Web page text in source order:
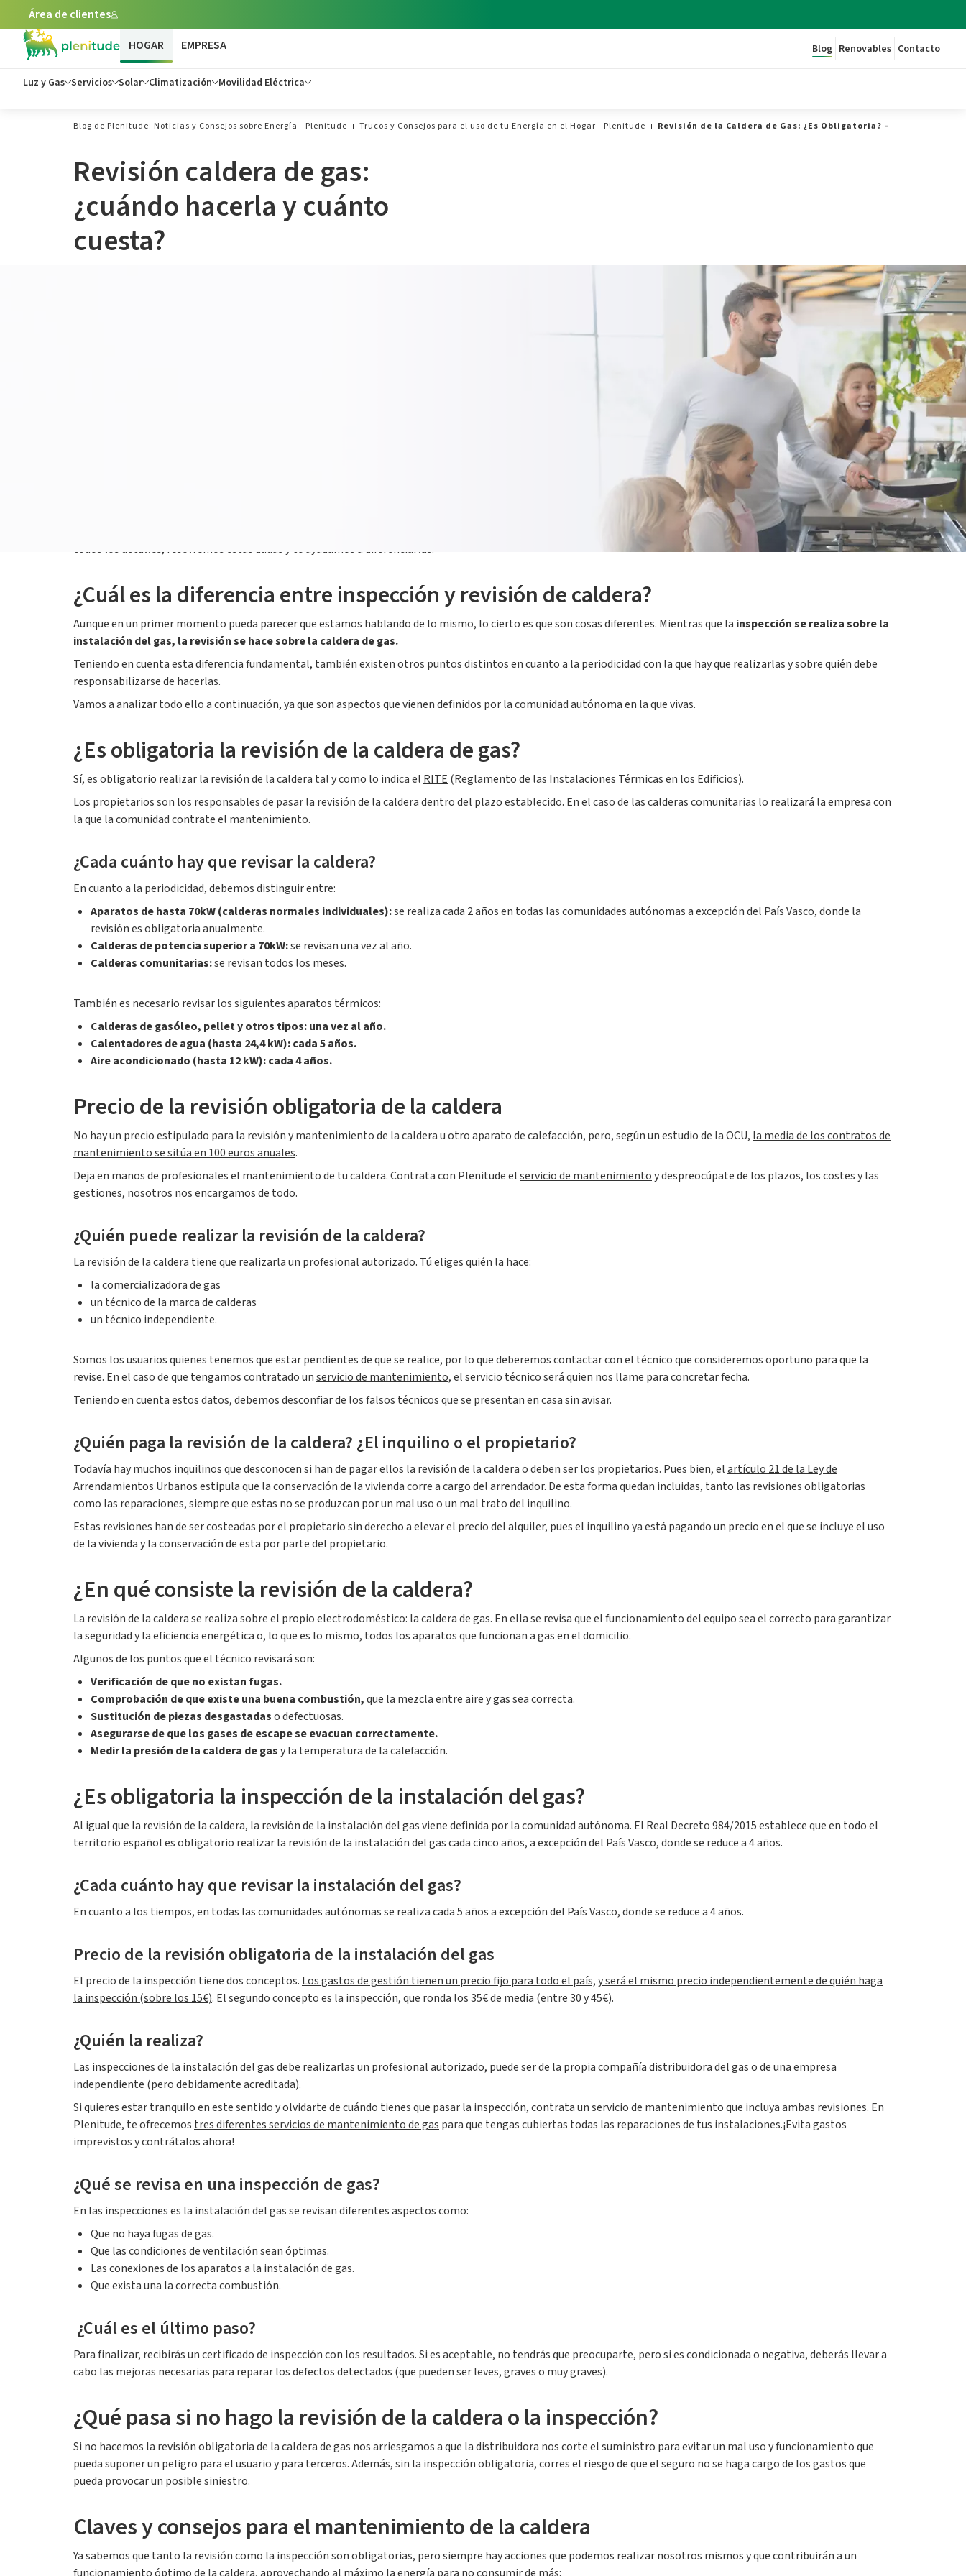
Área de clientes
HOGAR
Luz y Gas Servicios Solar Climatización Movilidad Eléctrica
EMPRESA Blog Renovables Contacto
Blog de Plenitude: Noticias y Consejos sobre Energía - Plenitude Trucos y Consejos para el uso de tu Energía en el Hogar - Plenitude Revisión de la Caldera de Gas: ¿Es Obligatoria? – Plenitude
Revisión caldera de gas:
¿cuándo hacerla y cuánto
cuesta?
Cuando llega el frío nos acordamos de la calefacción. A veces lo hacemos porque es precisamente en el momento en el que la necesitamos cuando no funciona.
, pero no es obligatorio. Lo que sí que tenemos que hacer, sí o sí, es pasar las
¿es lo mismo la revisión que la inspección? ¿Cada cuánto tiempo hay que pasarlas? ¿Qué ocurre si se me olvida hacerlo?
A continuación, te contamos
todos los detalles, resolvemos estas dudas y te ayudamos a diferenciarlas.
¿Cuál es la diferencia entre inspección y revisión de caldera?
Aunque en un primer momento pueda parecer que estamos hablando de lo mismo, lo cierto es que son cosas diferentes. Mientras que la inspección se realiza sobre la
instalación del gas, la revisión se hace sobre la caldera de gas.
Teniendo en cuenta esta diferencia fundamental, también existen otros puntos distintos en cuanto a la periodicidad con la que hay que realizarlas y sobre quién debe
responsabilizarse de hacerlas.
Vamos a analizar todo ello a continuación, ya que son aspectos que vienen definidos por la comunidad autónoma en la que vivas.
¿Es obligatoria la revisión de la caldera de gas?
Sí, es obligatorio realizar la revisión de la caldera tal y como lo indica el RITE (Reglamento de las Instalaciones Térmicas en los Edificios).
Los propietarios son los responsables de pasar la revisión de la caldera dentro del plazo establecido. En el caso de las calderas comunitarias lo realizará la empresa con
la que la comunidad contrate el mantenimiento.
¿Cada cuánto hay que revisar la caldera?
En cuanto a la periodicidad, debemos distinguir entre:
Aparatos de hasta 70kW (calderas normales individuales):se realiza cada 2 años en todas las comunidades autónomas a excepción del País Vasco, donde la
revisión es obligatoria anualmente.
Calderas de potencia superior a 70kW:se revisan una vez al año.
Calderas comunitarias:se revisan todos los meses.
También es necesario revisar los siguientes aparatos térmicos:
Calderas de gasóleo, pellet y otros tipos: una vez al año.
Calentadores de agua (hasta 24,4 kW): cada 5 años.
Aire acondicionado (hasta 12 kW): cada 4 años.
Precio de la revisión obligatoria de la caldera
No hay un precio estipulado para la revisión y mantenimiento de la caldera u otro aparato de calefacción, pero, según un estudio de la OCU, la media de los contratos de
mantenimiento se sitúa en 100 euros anuales.
Deja en manos de profesionales el mantenimiento de tu caldera. Contrata con Plenitude elservicio de mantenimientoy despreocúpate de los plazos, los costes y las
gestiones, nosotros nos encargamos de todo.
¿Quién puede realizar la revisión de la caldera?
La revisión de la caldera tiene que realizarla un profesional autorizado. Tú eliges quién la hace:
la comercializadora de gas
un técnico de la marca de calderas
un técnico independiente.
Somos los usuarios quienes tenemos que estar pendientes de que se realice, por lo que deberemos contactar con el técnico que consideremos oportuno para que la
revise. En el caso de que tengamos contratado unservicio de mantenimiento, el servicio técnico será quien nos llame para concretar fecha.
Teniendo en cuenta estos datos, debemos desconfiar de los falsos técnicos que se presentan en casa sin avisar.
¿Quién paga la revisión de la caldera? ¿El inquilino o el propietario?
Todavía hay muchos inquilinos que desconocen si han de pagar ellos la revisión de la caldera o deben ser los propietarios. Pues bien, elartículo 21 de la Ley de
Arrendamientos Urbanosestipula que la conservación de la vivienda corre a cargo del arrendador. De esta forma quedan incluidas, tanto las revisiones obligatorias
como las reparaciones, siempre que estas no se produzcan por un mal uso o un mal trato del inquilino.
Estas revisiones han de ser costeadas por el propietario sin derecho a elevar el precio del alquiler, pues el inquilino ya está pagando un precio en el que se incluye el uso
de la vivienda y la conservación de esta por parte del propietario.
¿En qué consiste la revisión de la caldera?
La revisión de la caldera se realiza sobre el propio electrodoméstico: la caldera de gas. En ella se revisa que el funcionamiento del equipo sea el correcto para garantizar
la seguridad y la eficiencia energética o, lo que es lo mismo, todos los aparatos que funcionan a gas en el domicilio.
Algunos de los puntos que el técnico revisará son:
Verificación de que no existan fugas.
Comprobación de que existe una buena combustión,que la mezcla entre aire y gas sea correcta.
Sustitución de piezas desgastadaso defectuosas.
Asegurarse de que los gases de escape se evacuan correctamente.
Medir la presión de la caldera de gasy la temperatura de la calefacción.
¿Es obligatoria la inspección de la instalación del gas?
Al igual que la revisión de la caldera, la revisión de la instalación del gas viene definida por la comunidad autónoma. El Real Decreto 984/2015 establece que en todo el
territorio español es obligatorio realizar la revisión de la instalación del gas cada cinco años, a excepción del País Vasco, donde se reduce a 4 años.
¿Cada cuánto hay que revisar la instalación del gas?
En cuanto a los tiempos, en todas las comunidades autónomas se realiza cada 5 años a excepción del País Vasco, donde se reduce a 4 años.
Precio de la revisión obligatoria de la instalación del gas
El precio de la inspección tiene dos conceptos. Los gastos de gestión tienen un precio fijo para todo el país, y será el mismo precio independientemente de quién haga
la inspección (sobre los 15€). El segundo concepto es la inspección, que ronda los 35€ de media (entre 30 y 45€).
¿Quién la realiza?
Las inspecciones de la instalación del gas debe realizarlas un profesional autorizado, puede ser de la propia compañía distribuidora del gas o de una empresa
independiente (pero debidamente acreditada).
Si quieres estar tranquilo en este sentido y olvidarte de cuándo tienes que pasar la inspección, contrata un servicio de mantenimiento que incluya ambas revisiones. En
Plenitude, te ofrecemos tres diferentes servicios de mantenimiento de gas para que tengas cubiertas todas las reparaciones de tus instalaciones.¡Evita gastos
imprevistos y contrátalos ahora!
¿Qué se revisa en una inspección de gas?
En las inspecciones es la instalación del gas se revisan diferentes aspectos como:
Que no haya fugas de gas.
Que las condiciones de ventilación sean óptimas.
Las conexiones de los aparatos a la instalación de gas.
Que exista una la correcta combustión.
¿Cuál es el último paso?
Para finalizar, recibirás un certificado de inspección con los resultados. Si es aceptable, no tendrás que preocuparte, pero si es condicionada o negativa, deberás llevar a
cabo las mejoras necesarias para reparar los defectos detectados (que pueden ser leves, graves o muy graves).
¿Qué pasa si no hago la revisión de la caldera o la inspección?
Si no hacemos la revisión obligatoria de la caldera de gas nos arriesgamos a que la distribuidora nos corte el suministro para evitar un mal uso y funcionamiento que
pueda suponer un peligro para el usuario y para terceros. Además, sin la inspección obligatoria, corres el riesgo de que el seguro no se haga cargo de los gastos que
pueda provocar un posible siniestro.
Claves y consejos para el mantenimiento de la caldera
Ya sabemos que tanto la revisión como la inspección son obligatorias, pero siempre hay acciones que podemos realizar nosotros mismos y que contribuirán a un